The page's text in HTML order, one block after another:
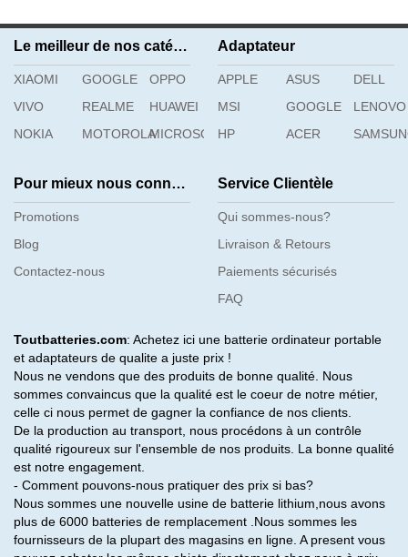
Le meilleur de nos catégories
XIAOMI GOOGLE
OPPO
VIVO
REALME
HUAWEI
NOKIA
MOTOROLAMICROSOFT
Adaptateur
APPLE ASUS
DELL
MSI
GOOGLE
LENOVO
HP
ACER
Pour mieux nous connaître
Promotions
Blog
Contactez-nous
Service Clientèle
Qui sommes-nous?
Livraison & Retours
Paiements sécurisés
FAQ
Toutbatteries.com: Achetez ici une batterie ordinateur portable
et adaptateurs de qualite a juste prix !
Nous ne vendons que des produits de bonne qualité. Nous
sommes convaincus que la qualité est le coeur de notre métier,
celle ci nous permet de gagner la confiance de nos clients.
De la production au transport, nous procédons à un contrôle
qualité rigoureux sur l'ensemble de nos produits. La bonne qualité
est notre engagement.
- Comment pouvons-nous pratiquer des prix si bas?
Nous sommes une nouvelle usine de batterie lithium,nous avons
plus de 6000 batteries de remplacement .Nous sommes les
fournisseurs de la plupart des magasins en ligne. A present vous